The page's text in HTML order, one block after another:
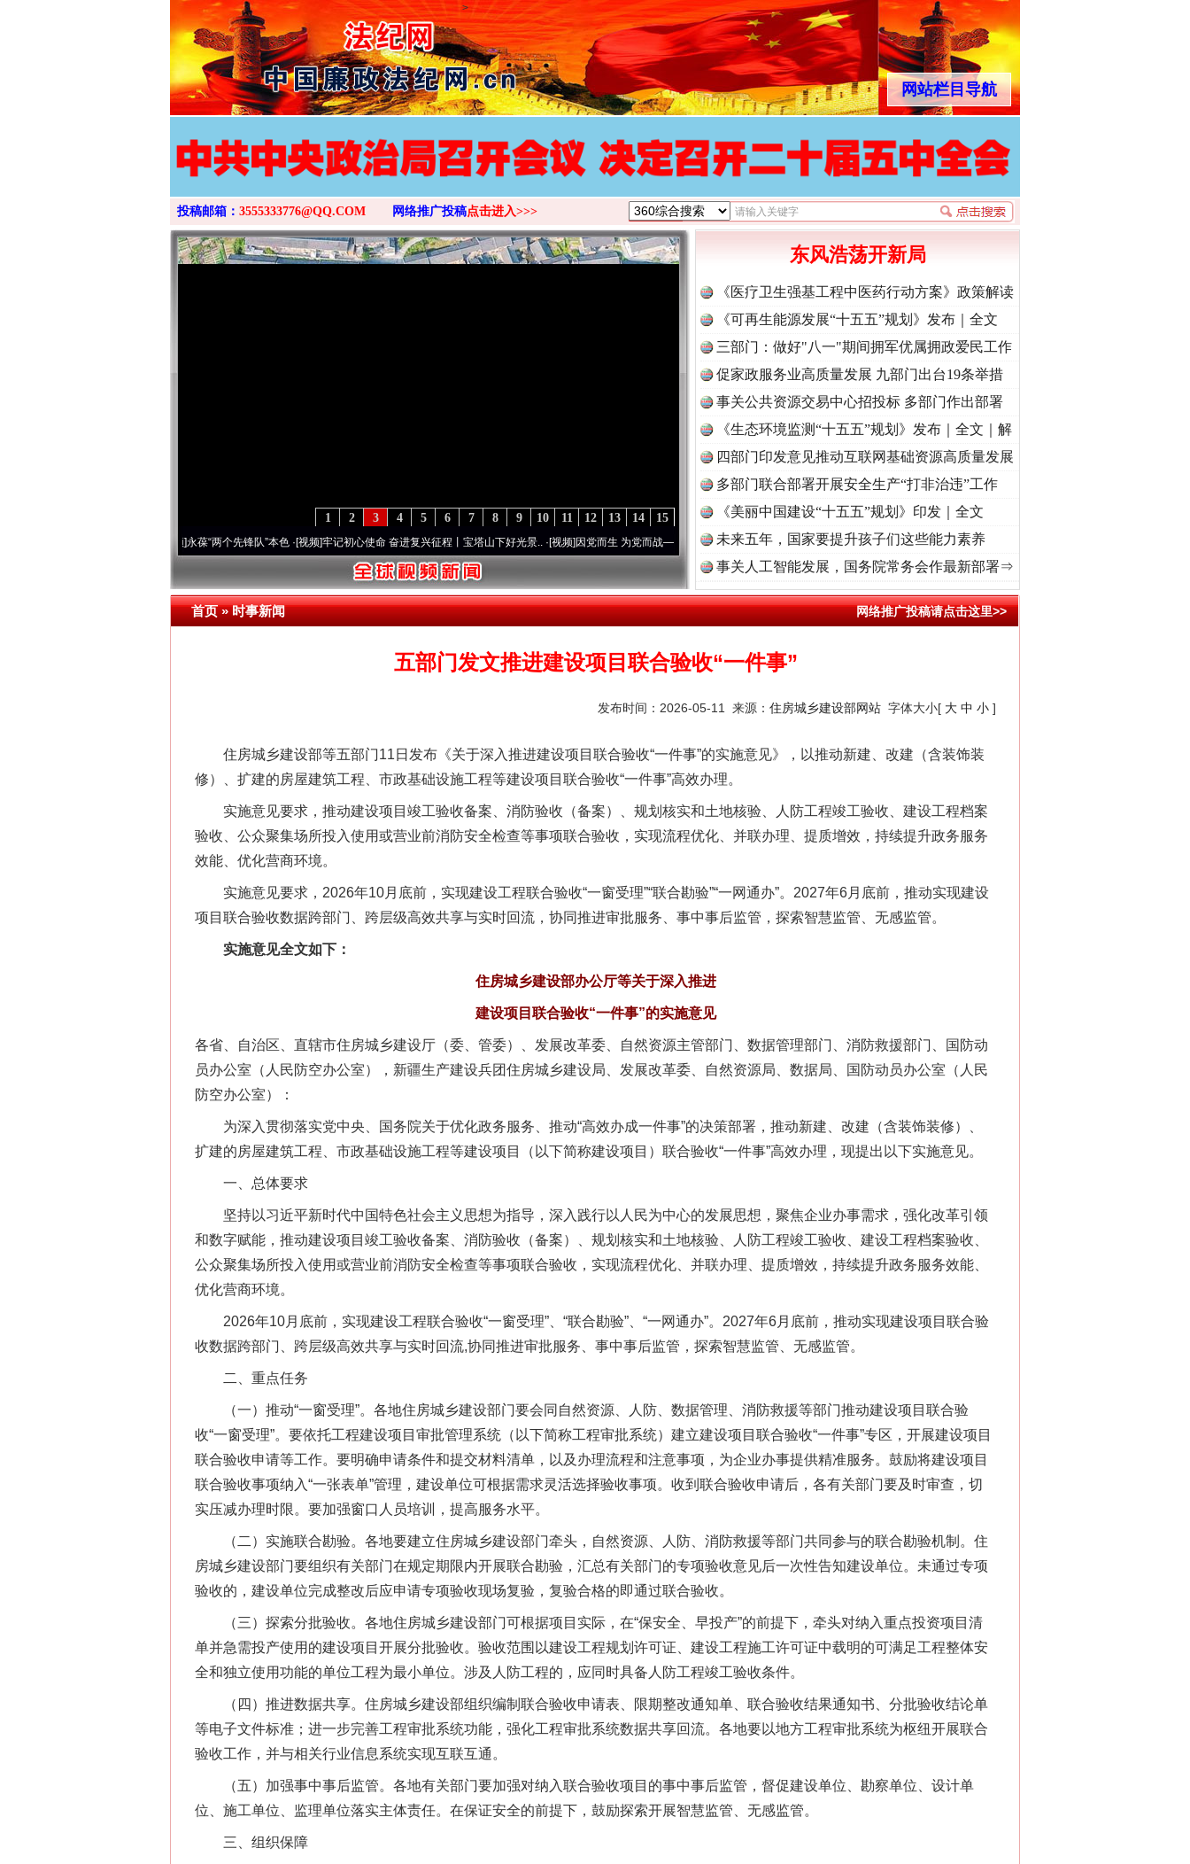
>
网站栏目导航
投稿邮箱： 3555333776@QQ.COM 网络推广投稿点击进入>>>
15
14
13
12
11
10
9
8
7
6
5
4
3
2
1
永葆“两个先锋队”本色·[视频]牢记初心使命 奋进复兴征程丨宝塔山下好光景..·[视频]因党而生 为党而战——百年“纪”事⑧加强纪律..·[视频] 牢记初心使命 奋进复兴征程丨“转折之城”激荡..
东风浩荡开新局
《医疗卫生强基工程中医药行动方案》政策解读
《可再生能源发展“十五五”规划》发布｜全文
三部门：做好"八一"期间拥军优属拥政爱民工作
促家政服务业高质量发展 九部门出台19条举措
事关公共资源交易中心招投标 多部门作出部署
《生态环境监测“十五五”规划》发布｜全文｜解
读
四部门印发意见推动互联网基础资源高质量发展
多部门联合部署开展安全生产“打非治违”工作
《美丽中国建设“十五五”规划》印发｜全文
未来五年，国家要提升孩子们这些能力素养
事关人工智能发展，国务院常务会作最新部署⇒
首页»时事新闻 网络推广投稿请点击这里>>
五部门发文推进建设项目联合验收“一件事”
发布时间：2026-05-11 来源： 住房城乡建设部网站 字体大小[ 大 中 小 ]
住房城乡建设部等五部门11日发布《关于深入推进建设项目联合验收“一件事”的实施意见》，以推动新建、改建（含装饰装
修）、扩建的房屋建筑工程、市政基础设施工程等建设项目联合验收“一件事”高效办理。
实施意见要求，推动建设项目竣工验收备案、消防验收（备案）、规划核实和土地核验、人防工程竣工验收、建设工程档案
验收、公众聚集场所投入使用或营业前消防安全检查等事项联合验收，实现流程优化、并联办理、提质增效，持续提升政务服务
效能、优化营商环境。
实施意见要求，2026年10月底前，实现建设工程联合验收“一窗受理”“联合勘验”“一网通办”。2027年6月底前，推动实现建设
项目联合验收数据跨部门、跨层级高效共享与实时回流，协同推进审批服务、事中事后监管，探索智慧监管、无感监管。
实施意见全文如下：
住房城乡建设部办公厅等关于深入推进
建设项目联合验收“一件事”的实施意见
各省、自治区、直辖市住房城乡建设厅（委、管委）、发展改革委、自然资源主管部门、数据管理部门、消防救援部门、国防动
员办公室（人民防空办公室），新疆生产建设兵团住房城乡建设局、发展改革委、自然资源局、数据局、国防动员办公室（人民
防空办公室）：
为深入贯彻落实党中央、国务院关于优化政务服务、推动“高效办成一件事”的决策部署，推动新建、改建（含装饰装修）、
扩建的房屋建筑工程、市政基础设施工程等建设项目（以下简称建设项目）联合验收“一件事”高效办理，现提出以下实施意见。
一、总体要求
坚持以习近平新时代中国特色社会主义思想为指导，深入践行以人民为中心的发展思想，聚焦企业办事需求，强化改革引领
和数字赋能，推动建设项目竣工验收备案、消防验收（备案）、规划核实和土地核验、人防工程竣工验收、建设工程档案验收、
公众聚集场所投入使用或营业前消防安全检查等事项联合验收，实现流程优化、并联办理、提质增效，持续提升政务服务效能、
优化营商环境。
2026年10月底前，实现建设工程联合验收“一窗受理”、“联合勘验”、“一网通办”。2027年6月底前，推动实现建设项目联合验
收数据跨部门、跨层级高效共享与实时回流,协同推进审批服务、事中事后监管，探索智慧监管、无感监管。
二、重点任务
（一）推动“一窗受理”。各地住房城乡建设部门要会同自然资源、人防、数据管理、消防救援等部门推动建设项目联合验
收“一窗受理”。要依托工程建设项目审批管理系统（以下简称工程审批系统）建立建设项目联合验收“一件事”专区，开展建设项目
联合验收申请等工作。要明确申请条件和提交材料清单，以及办理流程和注意事项，为企业办事提供精准服务。鼓励将建设项目
联合验收事项纳入“一张表单”管理，建设单位可根据需求灵活选择验收事项。收到联合验收申请后，各有关部门要及时审查，切
实压减办理时限。要加强窗口人员培训，提高服务水平。
（二）实施联合勘验。各地要建立住房城乡建设部门牵头，自然资源、人防、消防救援等部门共同参与的联合勘验机制。住
房城乡建设部门要组织有关部门在规定期限内开展联合勘验，汇总有关部门的专项验收意见后一次性告知建设单位。未通过专项
验收的，建设单位完成整改后应申请专项验收现场复验，复验合格的即通过联合验收。
（三）探索分批验收。各地住房城乡建设部门可根据项目实际，在“保安全、早投产”的前提下，牵头对纳入重点投资项目清
单并急需投产使用的建设项目开展分批验收。验收范围以建设工程规划许可证、建设工程施工许可证中载明的可满足工程整体安
全和独立使用功能的单位工程为最小单位。涉及人防工程的，应同时具备人防工程竣工验收条件。
（四）推进数据共享。住房城乡建设部组织编制联合验收申请表、限期整改通知单、联合验收结果通知书、分批验收结论单
等电子文件标准；进一步完善工程审批系统功能，强化工程审批系统数据共享回流。各地要以地方工程审批系统为枢纽开展联合
验收工作，并与相关行业信息系统实现互联互通。
（五）加强事中事后监管。各地有关部门要加强对纳入联合验收项目的事中事后监管，督促建设单位、勘察单位、设计单
位、施工单位、监理单位落实主体责任。在保证安全的前提下，鼓励探索开展智慧监管、无感监管。
三、组织保障